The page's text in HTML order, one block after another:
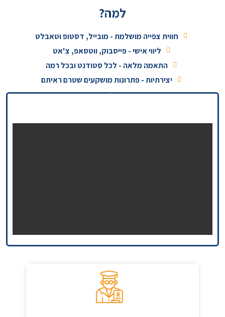
למה?
חווית צפייה מושלמת - מובייל, דסטופ וטאבלט
ליווי אישי - פייסבוק, ווטסאפ, צ'אט
התאמה מלאה - לכל סטודנט ובכל רמה
יצירתיות - פתרונות מושקעים שטרם ראיתם